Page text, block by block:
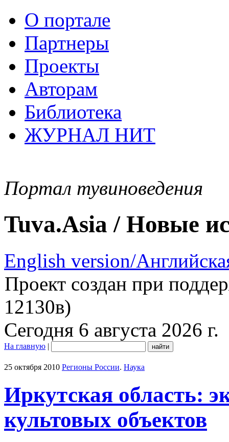
О портале
Партнеры
Проекты
Авторам
Библиотека
ЖУРНАЛ НИТ
Портал тувиноведения
Tuva.Asia / Новые
English version/
Проект создан при
12130в)
Сегодня 6 августа 2026 г.
На главную |
25 октября 2010 Регионы России. Наука
Иркутская область:
культовых объектов